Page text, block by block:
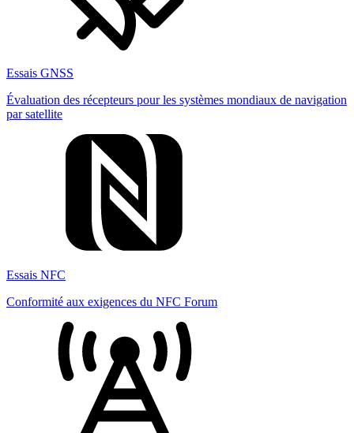
Essais GNSS
Évaluation des récepteurs pour les systèmes mondiaux de navigation
par satellite
Essais NFC
Conformité aux exigences du NFC Forum